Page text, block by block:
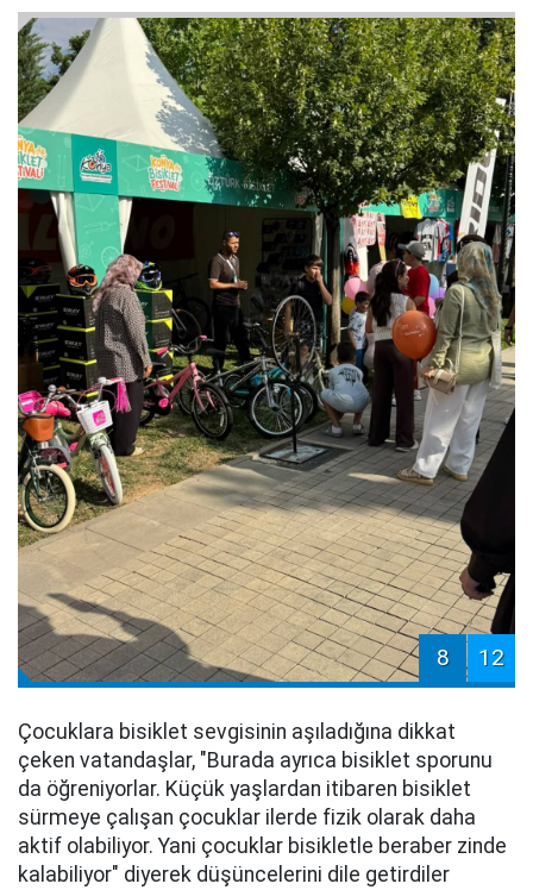
8 12
Çocuklara bisiklet sevgisinin aşıladığına dikkat
çeken vatandaşlar, "Burada ayrıca bisiklet sporunu
da öğreniyorlar. Küçük yaşlardan itibaren bisiklet
sürmeye çalışan çocuklar ilerde fizik olarak daha
aktif olabiliyor. Yani çocuklar bisikletle beraber zinde
kalabiliyor" diyerek düşüncelerini dile getirdiler